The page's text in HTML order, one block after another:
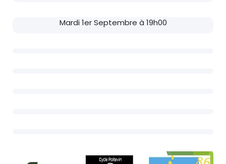
Mardi 1er Septembre à 19h00